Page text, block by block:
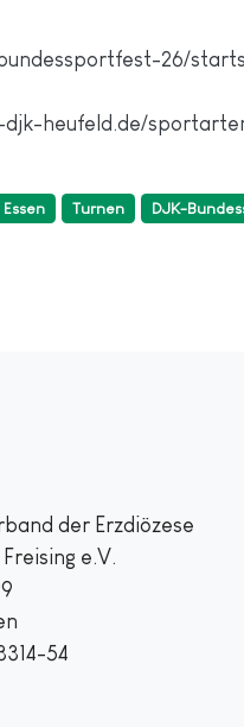
26/
djk-heufeld.de/
Essen Turnen DJK-
der Erzdiözese
e.V.
54